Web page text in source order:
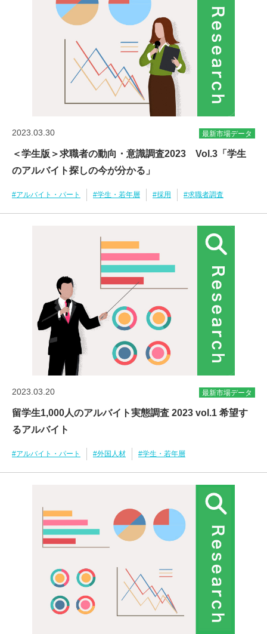
2023.03.30 最新市場データ
＜学生版＞求職者の動向・意識調査2023 Vol.3「学生
のアルバイト探しの今が分かる」
#アルバイト・パート #学生・若年層 #採用 #求職者調査
2023.03.20 最新市場データ
留学生1,000人のアルバイト実態調査 2023 vol.1 希望す
るアルバイト
#アルバイト・パート #外国人材 #学生・若年層